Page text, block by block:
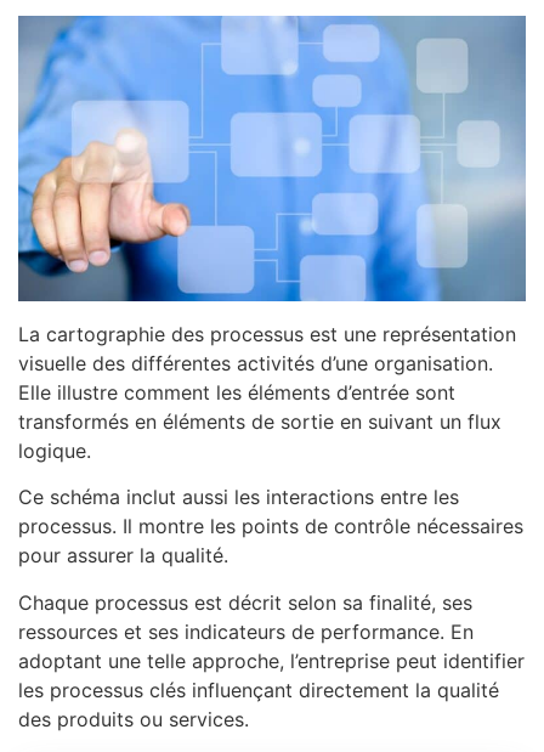
La cartographie des processus est une représentation
visuelle des différentes activités d’une organisation.
Elle illustre comment les éléments d’entrée sont
transformés en éléments de sortie en suivant un flux
logique.
Ce schéma inclut aussi les interactions entre les
processus. Il montre les points de contrôle nécessaires
pour assurer la qualité.
Chaque processus est décrit selon sa finalité, ses
ressources et ses indicateurs de performance. En
adoptant une telle approche, l’entreprise peut identifier
les processus clés influençant directement la qualité
des produits ou services.